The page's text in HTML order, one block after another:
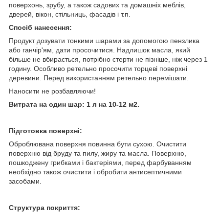
поверхонь, зрубу, а також садових та домашніх меблів,
дверей, вікон, стільниць, фасадів і т.п.
Спосіб нанесення:
Продукт дозувати тонкими шарами за допомогою пензлика
або ганчір'ям, дати просочитися. Надлишок масла, який
більше не вбирається, потрібно стерти не пізніше, ніж через 1
годину. Особливо ретельно просочити торцеві поверхні
деревини. Перед використанням ретельно перемішати.
Наносити не розбавляючи!
Витрата на один шар: 1 л на 10-12 м2.
Підготовка поверхні:
Оброблювана поверхня повинна бути сухою. Очистити
поверхню від бруду та пилу, жиру та масла. Поверхню,
пошкоджену грибками і бактеріями, перед фарбуванням
необхідно також очистити і обробити антисептичними
засобами.
Структура покриття: